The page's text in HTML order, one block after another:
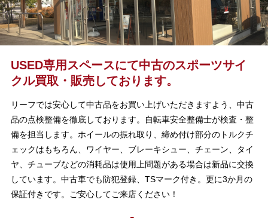
USED専用スペースにて中古のスポーツサイ
クル買取・販売しております。
リーフでは安心して中古品をお買い上げいただきますよう、中古
品の点検整備を徹底しております。自転車安全整備士が検査・整
備を担当します。ホイールの振れ取り、締め付け部分のトルクチ
ェックはもちろん、ワイヤー、ブレーキシュー、チェーン、タイ
ヤ、チューブなどの消耗品は使用上問題がある場合は新品に交換
しています。中古車でも防犯登録、TSマーク付き。更に3か月の
保証付きです。ご安心してご来店ください！